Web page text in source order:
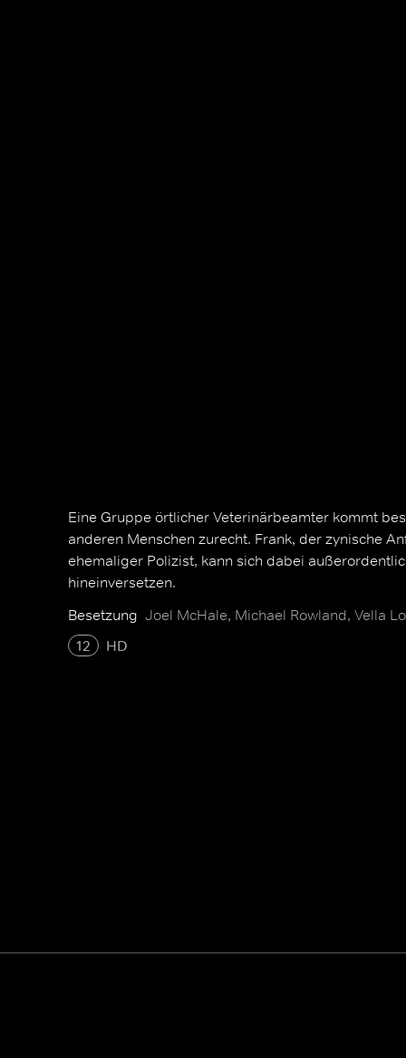
Eine Gruppe örtlicher Veterinärbeamter kommt
anderen Menschen zurecht. Frank, der zynische
ehemaliger Polizist, kann sich dabei
hineinversetzen.
Besetzung Joel McHale, Michael Rowland, Vella
12
HD